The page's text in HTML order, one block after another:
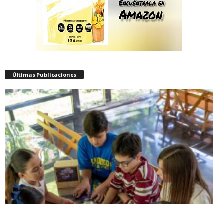
Últimas Publicaciones